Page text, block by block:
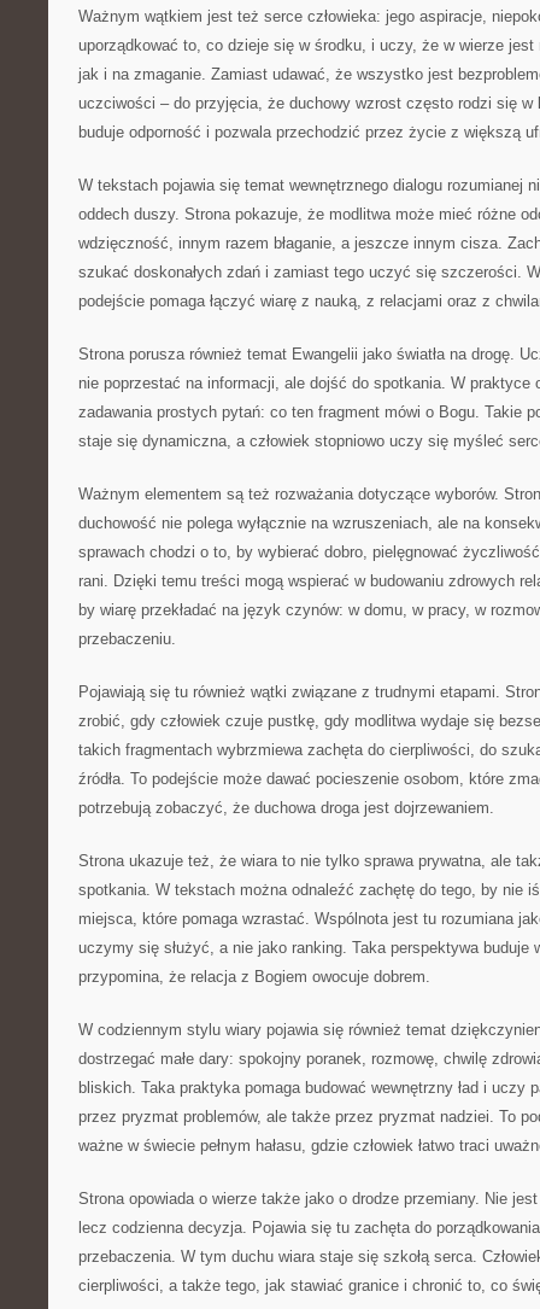
Ważnym wątkiem jest też serce człowieka: jego aspiracje,
uporządkować to, co dzieje się w środku, i uczy, że w wierze
jak i na zmaganie. Zamiast udawać, że wszystko jest
uczciwości – do przyjęcia, że duchowy wzrost często rodzi się w
buduje odporność i pozwala przechodzić przez życie z większą
W tekstach pojawia się temat wewnętrznego dialogu rozumianej
oddech duszy. Strona pokazuje, że modlitwa może mieć różne
wdzięczność, innym razem błaganie, a jeszcze innym cisza.
szukać doskonałych zdań i zamiast tego uczyć się szczerości.
podejście pomaga łączyć wiarę z nauką, z relacjami oraz z
Strona porusza również temat Ewangelii jako światła na drogę.
nie poprzestać na informacji, ale dojść do spotkania. W praktyce
zadawania prostych pytań: co ten fragment mówi o Bogu. Takie
staje się dynamiczna, a człowiek stopniowo uczy się myśleć
Ważnym elementem są też rozważania dotyczące wyborów.
duchowość nie polega wyłącznie na wzruszeniach, ale na
sprawach chodzi o to, by wybierać dobro, pielęgnować
rani. Dzięki temu treści mogą wspierać w budowaniu zdrowych
by wiarę przekładać na język czynów: w domu, w pracy, w
przebaczeniu.
Pojawiają się tu również wątki związane z trudnymi etapami.
zrobić, gdy człowiek czuje pustkę, gdy modlitwa wydaje się
takich fragmentach wybrzmiewa zachęta do cierpliwości, do
źródła. To podejście może dawać pocieszenie osobom, które
potrzebują zobaczyć, że duchowa droga jest dojrzewaniem.
Strona ukazuje też, że wiara to nie tylko sprawa prywatna, ale
spotkania. W tekstach można odnaleźć zachętę do tego, by nie
miejsca, które pomaga wzrastać. Wspólnota jest tu rozumiana
uczymy się służyć, a nie jako ranking. Taka perspektywa buduje
przypomina, że relacja z Bogiem owocuje dobrem.
W codziennym stylu wiary pojawia się również temat
dostrzegać małe dary: spokojny poranek, rozmowę, chwilę
bliskich. Taka praktyka pomaga budować wewnętrzny ład i uczy
przez pryzmat problemów, ale także przez pryzmat nadziei. To
ważne w świecie pełnym hałasu, gdzie człowiek łatwo traci
Strona opowiada o wierze także jako o drodze przemiany. Nie
lecz codzienna decyzja. Pojawia się tu zachęta do
przebaczenia. W tym duchu wiara staje się szkołą serca.
cierpliwości, a także tego, jak stawiać granice i chronić to, co